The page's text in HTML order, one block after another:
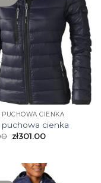
PUCHOWA CIENKA
puchowa cienka
zł301.00